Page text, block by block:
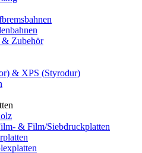
& Zubehör
& XPS (Styrodur)
& Film/Siebdruckplatten